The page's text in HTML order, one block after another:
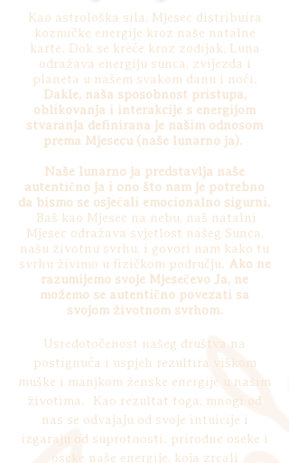
Kao astrološka sila, Mjesec distribuira
kozmičke energije kroz naše natalne
karte. Dok se kreće kroz zodijak, Luna
odražava energiju sunca, zvijezda i
planeta u našem svakom danu i noći.
Dakle, naša sposobnost pristupa,
oblikovanja i interakcije s energijom
stvaranja definirana je našim odnosom
prema Mjesecu (naše lunarno ja).
Naše lunarno ja predstavlja naše
autentično ja i ono što nam je potrebno
da bismo se osjećali emocionalno sigurni.
Baš kao Mjesec na nebu, naš natalni
Mjesec odražava svjetlost našeg Sunca,
našu životnu svrhu, i govori nam kako tu
svrhu živimo u fizičkom području. Ako ne
razumijemo svoje Mjesečevo Ja, ne
možemo se autentično povezati sa
svojom životnom svrhom.
Usredotočenost našeg društva na
postignuća i uspjeh rezultira viškom
muške i manjkom ženske energije u našim
životima.
Kao rezultat toga, mnogi od
nas se odvajaju od svoje intuicije i
izgaraju od suprotnosti. prirodne oseke i
oseke naše energije, koja zrcali